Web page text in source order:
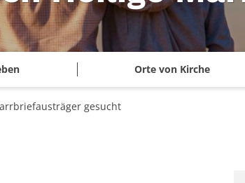
Orte von Kirche
gesucht